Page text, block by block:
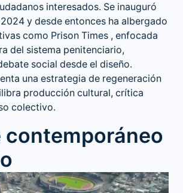
interesados. Se inauguró
y desde entonces ha albergado
como Prison Times , enfocada
del sistema penitenciario,
social desde el diseño.
una estrategia de regeneración
producción cultural, crítica
colectivo.
contemporáneo